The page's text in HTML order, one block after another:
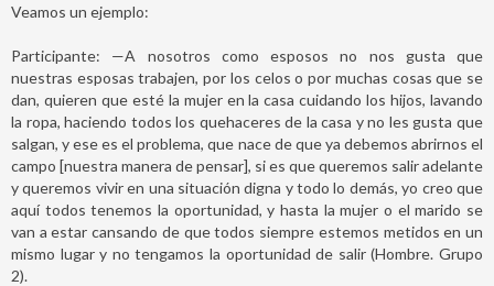
Veamos un ejemplo:
Participante: —A nosotros como esposos no nos gusta que
nuestras esposas trabajen, por los celos o por muchas cosas que se
dan, quieren que esté la mujer en la casa cuidando los hijos, lavando
la ropa, haciendo todos los quehaceres de la casa y no les gusta que
salgan, y ese es el problema, que nace de que ya debemos abrirnos el
campo [nuestra manera de pensar], si es que queremos salir adelante
y queremos vivir en una situación digna y todo lo demás, yo creo que
aquí todos tenemos la oportunidad, y hasta la mujer o el marido se
van a estar cansando de que todos siempre estemos metidos en un
mismo lugar y no tengamos la oportunidad de salir (Hombre. Grupo
2).